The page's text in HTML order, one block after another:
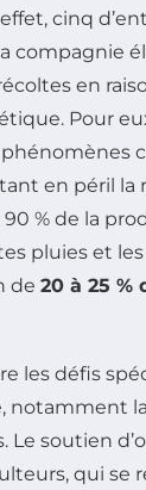
cinq
compagnie
en
Pour
en péril la
% de la
pluies et
de 20 à 25 %
les défis
Le soutien
qui se